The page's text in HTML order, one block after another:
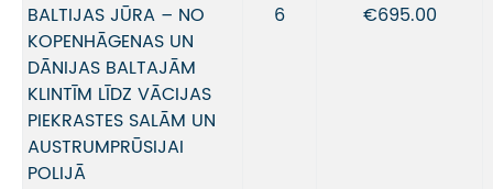
BALTIJAS JŪRA – NO
KOPENHĀGENAS UN
DĀNIJAS BALTAJĀM
KLINTĪM LĪDZ VĀCIJAS
PIEKRASTES SALĀM UN
AUSTRUMPRŪSIJAI
POLIJĀ
6 €695.00